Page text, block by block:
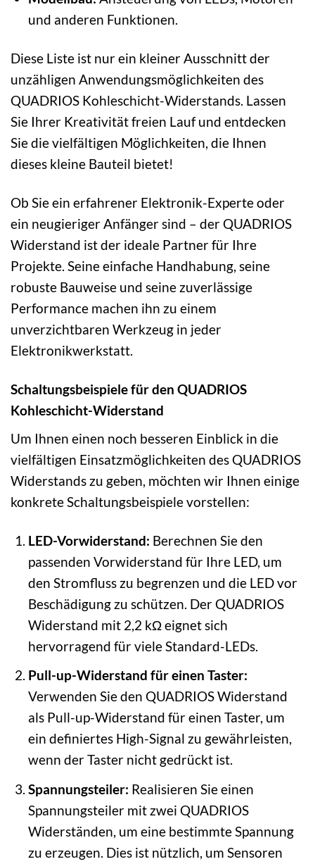
und anderen Funktionen.
Diese Liste ist nur ein kleiner Ausschnitt der
unzähligen Anwendungsmöglichkeiten des
QUADRIOS Kohleschicht-Widerstands. Lassen
Sie Ihrer Kreativität freien Lauf und entdecken
Sie die vielfältigen Möglichkeiten, die Ihnen
dieses kleine Bauteil bietet!
Ob Sie ein erfahrener Elektronik-Experte oder
ein neugieriger Anfänger sind – der QUADRIOS
Widerstand ist der ideale Partner für Ihre
Projekte. Seine einfache Handhabung, seine
robuste Bauweise und seine zuverlässige
Performance machen ihn zu einem
unverzichtbaren Werkzeug in jeder
Elektronikwerkstatt.
Schaltungsbeispiele für den QUADRIOS
Kohleschicht-Widerstand
Um Ihnen einen noch besseren Einblick in die
vielfältigen Einsatzmöglichkeiten des QUADRIOS
Widerstands zu geben, möchten wir Ihnen einige
konkrete Schaltungsbeispiele vorstellen:
LED-Vorwiderstand: Berechnen Sie den
passenden Vorwiderstand für Ihre LED, um
den Stromfluss zu begrenzen und die LED vor
Beschädigung zu schützen. Der QUADRIOS
Widerstand mit 2,2 kΩ eignet sich
hervorragend für viele Standard-LEDs.
Pull-up-Widerstand für einen Taster:
Verwenden Sie den QUADRIOS Widerstand
als Pull-up-Widerstand für einen Taster, um
ein definiertes High-Signal zu gewährleisten,
wenn der Taster nicht gedrückt ist.
Spannungsteiler: Realisieren Sie einen
Spannungsteiler mit zwei QUADRIOS
Widerständen, um eine bestimmte Spannung
zu erzeugen. Dies ist nützlich, um Sensoren